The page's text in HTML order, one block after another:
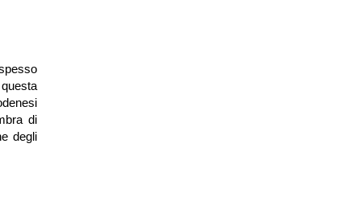
di
degli